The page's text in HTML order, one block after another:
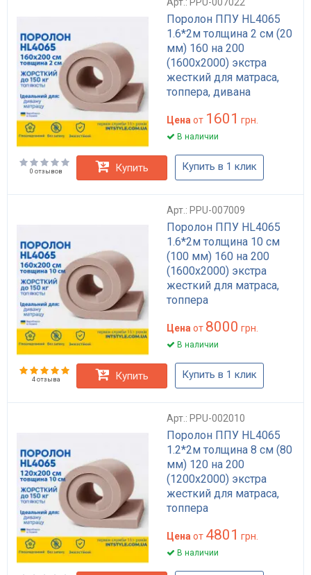
Поролон ППУ HL4065
1.6*2м толщина 2 см (20
мм) 160 на 200
(1600х2000) экстра
жесткий для матраса,
топпера, дивана
Цена от 1601 грн.
В наличии
0 отзывов Купить Купить в 1 клик
Арт.: PPU-007009
Поролон ППУ HL4065
1.6*2м толщина 10 см
(100 мм) 160 на 200
(1600х2000) экстра
жесткий для матраса,
топпера
Цена от 8000 грн.
В наличии
4 отзыва Купить Купить в 1 клик
Арт.: PPU-002010
Поролон ППУ HL4065
1.2*2м толщина 8 см (80
мм) 120 на 200
(1200х2000) экстра
жесткий для матраса,
топпера
Цена от 4801 грн.
В наличии